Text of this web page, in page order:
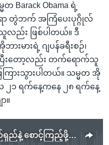
Barack Obama ရဲ့
တွဲဘက် အကြံပေးပုဂ္ဂိုလ်
သူလည်း ဖြစ်ပါတယ်။ ဒီ
ားမားရဲ့ ဂျပန်ခရီးစဉ်၊
းတော့လည်း တက်ရောက်သူ
ြားသွားပါတယ်။ သမ္မတ အို
၂၁ ရက်နေ့ကနေ ၂၈ ရက်နေ့
။
မြန်မာ့အပြောင်းအလဲ စိတ်ရှည်ရှည်နဲ့ စောင့်ကြည့်ဖို့ လို